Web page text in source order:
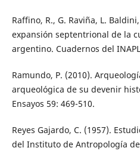
Raffino, R., G. Raviña, L.
expansión septentrional de la
argentino. Cuadernos del
Ramundo, P. (2010).
arqueológica de su devenir
Ensayos 59: 469-510.
Reyes Gajardo, C. (1957).
del Instituto de Antropología